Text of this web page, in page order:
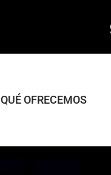
QUÉ OFRECEMOS